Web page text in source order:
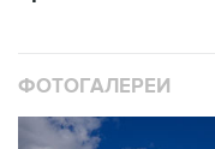
ФОТОГАЛЕРЕИ